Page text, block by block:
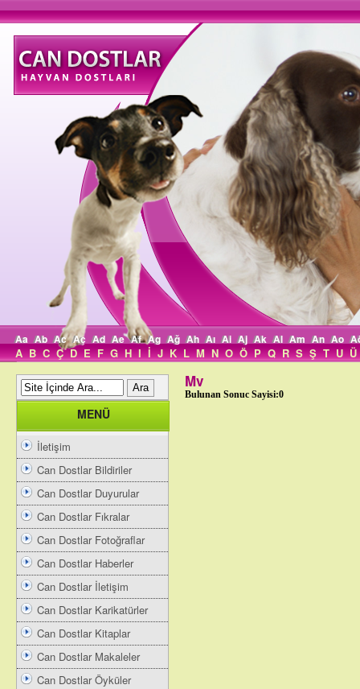
Aa Ab Ac Aç Ad Ae Af Ag Ağ Ah Aı Ai Aj Ak Al Am An Ao
A B C Ç D E F G H I İ J K L M N O Ö P Q R S Ş T U Ü
MENÜ
İletişim
Can Dostlar Bildiriler
Can Dostlar Duyurular
Can Dostlar Fıkralar
Can Dostlar Fotoğraflar
Can Dostlar Haberler
Can Dostlar İletişim
Can Dostlar Karikatürler
Can Dostlar Kitaplar
Can Dostlar Makaleler
Can Dostlar Öyküler
Mv
Bulunan Sonuc Sayisi:0